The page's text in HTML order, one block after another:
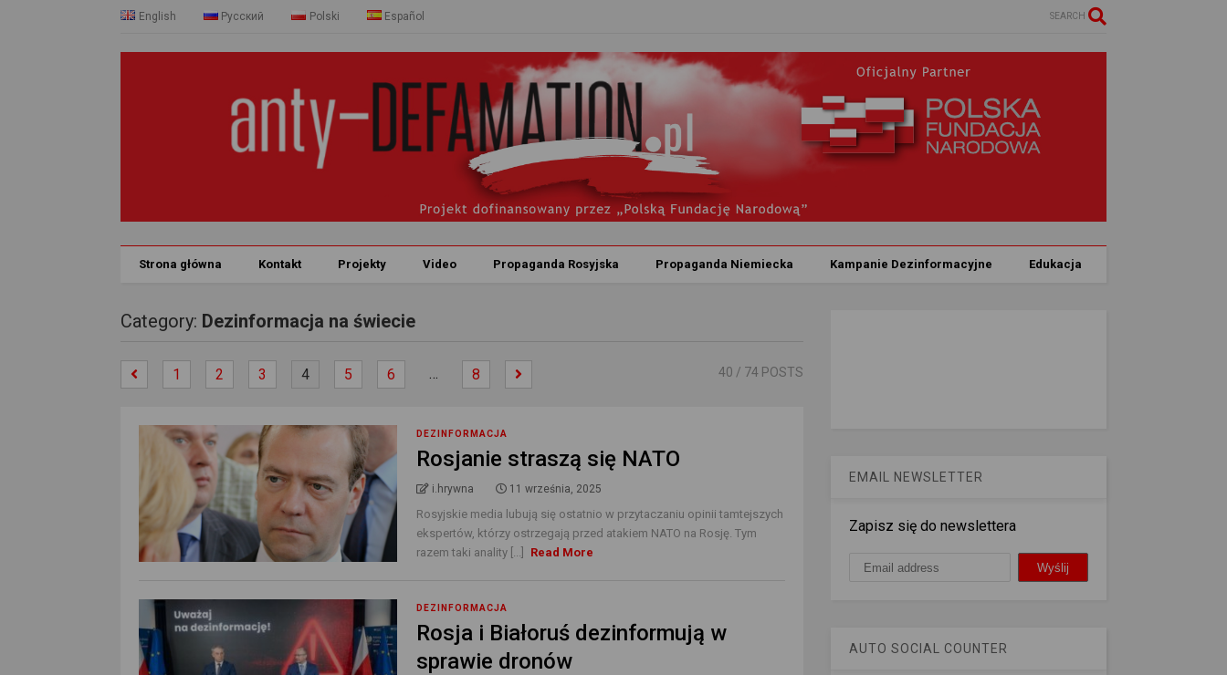
English Русский Polski Español SEARCH
Strona główna Kontakt Projekty Video Propaganda Rosyjska Propaganda Niemiecka Kampanie Dezinformacyjne Edukacja
Category: Dezinformacja na świecie
1 2 3 4 5 6 … 8 40 / 74 POSTS
DEZINFORMACJA
Rosjanie straszą się NATO
i.hrywna 11 września, 2025
Rosyjskie media lubują się ostatnio w przytaczaniu opinii tamtejszych
ekspertów, którzy ostrzegają przed atakiem NATO na Rosję. Tym
razem taki anality [...]
Read More
DEZINFORMACJA
Rosja i Białoruś dezinformują w
sprawie dronów
EMAIL NEWSLETTER
Zapisz się do newslettera
AUTO SOCIAL COUNTER